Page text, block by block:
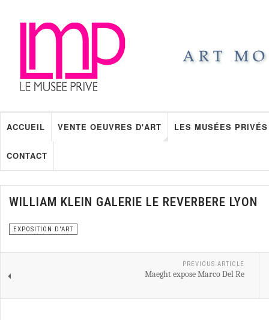
ACCUEIL VENTE OEUVRES D'ART LES MUSÉES PRIVÉS
CONTACT
WILLIAM KLEIN GALERIE LE REVERBERE LYON
EXPOSITION D'ART
PREVIOUS ARTICLE
Maeght expose Marco Del Re